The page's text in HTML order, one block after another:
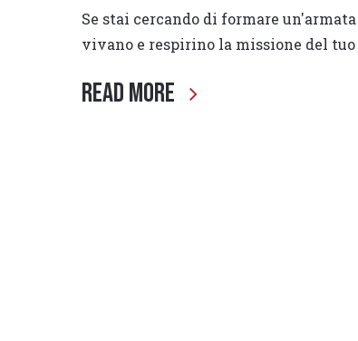
Se stai cercando di formare
vivano e respirino la missione del
Read More